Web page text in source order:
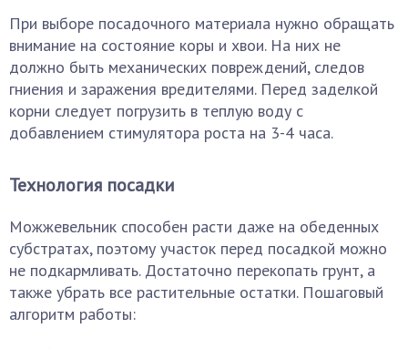
При выборе посадочного материала нужно обращать
внимание на состояние коры и хвои. На них не
должно быть механических повреждений, следов
гниения и заражения вредителями. Перед заделкой
корни следует погрузить в теплую воду с
добавлением стимулятора роста на 3-4 часа.
Технология посадки
Можжевельник способен расти даже на обеденных
субстратах, поэтому участок перед посадкой можно
не подкармливать. Достаточно перекопать грунт, а
также убрать все растительные остатки. Пошаговый
алгоритм работы: